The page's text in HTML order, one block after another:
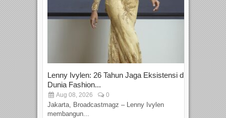
Lenny Ivylen: 26 Tahun Jaga Eksistensi di
Dunia Fashion...
Aug 08, 2026 0
Jakarta, Broadcastmagz – Lenny Ivylen
membangun...